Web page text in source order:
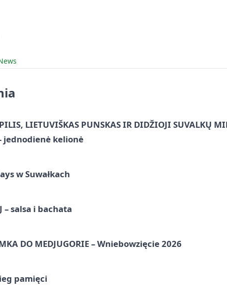
LIETUVIŠKAS PUNSKAS IR DIDŽIOJI SUVALKŲ
– jednodienė kelionė
w Suwałkach
– salsa i bachata
DO MEDJUGORIE – Wniebowzięcie 2026
pamięci